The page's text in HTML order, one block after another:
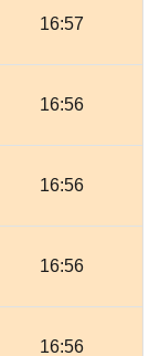
16:57
16:56
16:56
16:56
16:56